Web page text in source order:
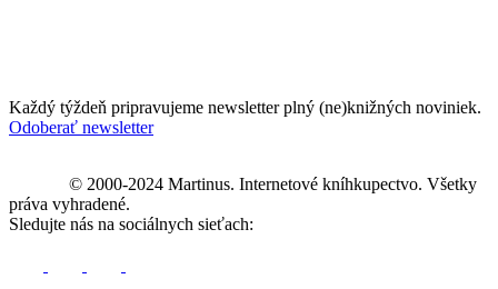
Každý týždeň pripravujeme newsletter plný (ne)knižných noviniek.
Odoberať newsletter
© 2000-2024 Martinus. Internetové kníhkupectvo. Všetky
práva vyhradené.
Sledujte nás na sociálnych sieťach: